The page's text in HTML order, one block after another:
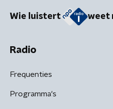
Wie luistert weet
Radio
Frequenties
Programma's